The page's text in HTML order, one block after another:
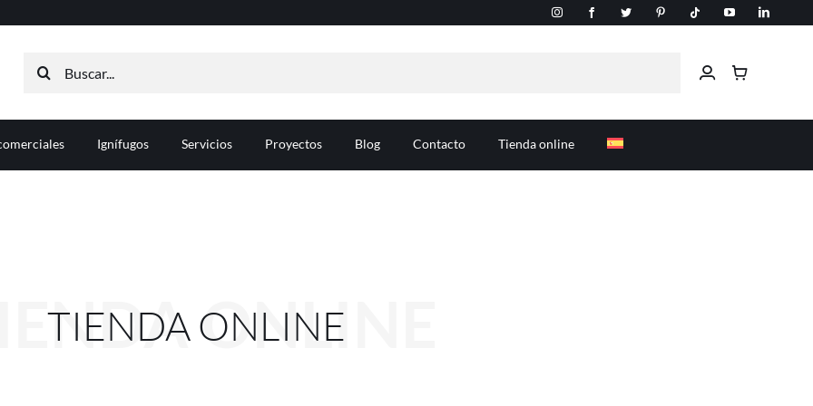
Buscar:
Ignífugos Servicios Proyectos Blog Contacto Tienda online
ONLINE
TIENDA ONLINE